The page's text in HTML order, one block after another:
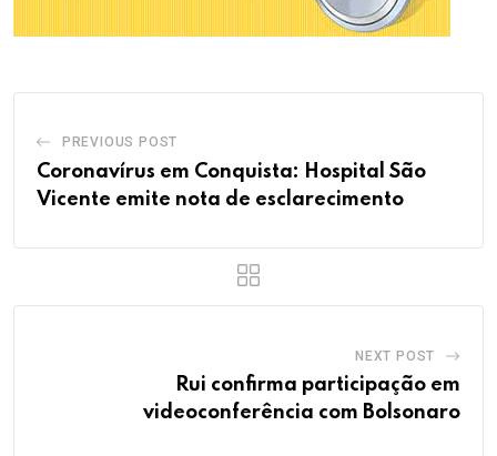
PREVIOUS POST
Coronavírus em Conquista: Hospital São
Vicente emite nota de esclarecimento
NEXT POST
Rui confirma participação em
videoconferência com Bolsonaro